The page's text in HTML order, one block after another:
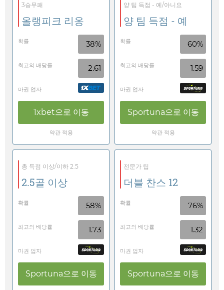
3승무패
올랭피크 리옹
확률 38%
최고의 배당률 2.61
마권 업자
1xbet으로 이동
약관 적용
양 팀 득점 - 예/아니요
양 팀 득점 - 예
확률 60%
최고의 배당률 1.59
마권 업자
Sportuna으로 이동
약관 적용
총 득점 이상/이하 2.5
2.5골 이상
확률 58%
최고의 배당률 1.73
마권 업자
Sportuna으로 이동
전문가 팁
더블 찬스 12
확률 76%
최고의 배당률 1.32
마권 업자
Sportuna으로 이동